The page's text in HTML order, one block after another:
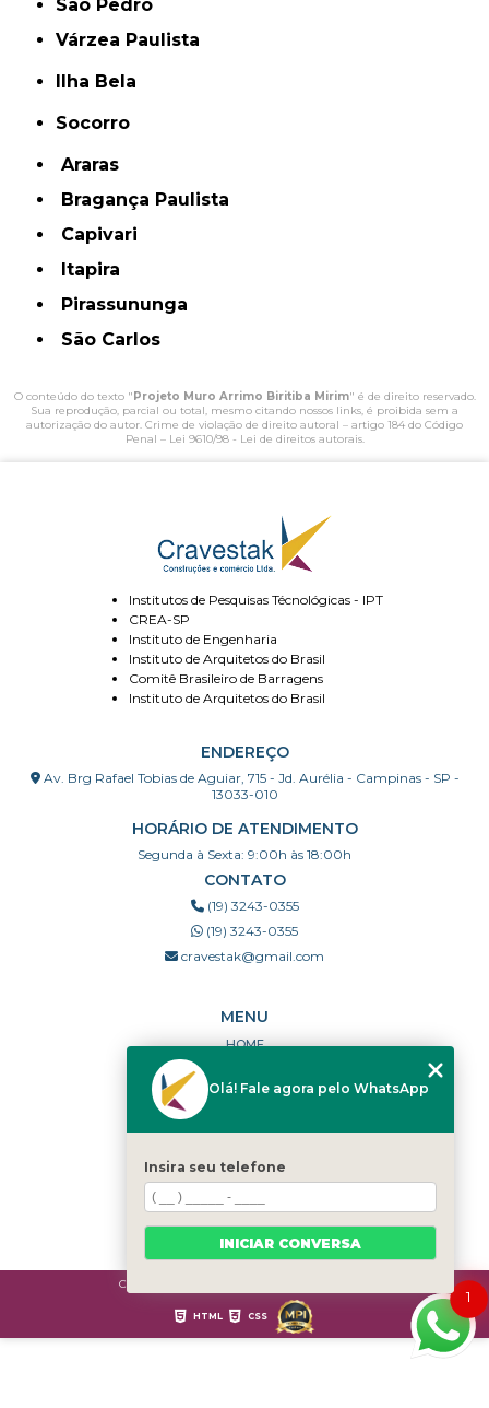
São Pedro
Várzea Paulista
Ilha Bela
Socorro
Araras
Bragança Paulista
Capivari
Itapira
Pirassununga
São Carlos
O conteúdo do texto "Projeto Muro Arrimo Biritiba Mirim" é de direito reservado.
Sua reprodução, parcial ou total, mesmo citando nossos links, é proibida sem a
autorização do autor. Crime de violação de direito autoral – artigo 184 do Código
Penal – Lei 9610/98 - Lei de direitos autorais.
Institutos de Pesquisas Técnológicas - IPT
CREA-SP
Instituto de Engenharia
Instituto de Arquitetos do Brasil
Comitê Brasileiro de Barragens
Instituto de Arquitetos do Brasil
ENDEREÇO
Av. Brg Rafael Tobias de Aguiar, 715 - Jd. Aurélia - Campinas - SP -
13033-010
HORÁRIO DE ATENDIMENTO
Segunda à Sexta: 9:00h às 18:00h
CONTATO
(19) 3243-0355
(19) 3243-0355
cravestak@gmail.com
MENU
HOME
PORTFÓLIO
DÚVIDAS FREQUENTES
CATEGORIAS
MAPA DO SITE
Copyright © Cravestak. (Lei 9610 de 19/02/1998)
HTML CSS
1
Olá! Fale agora pelo WhatsApp
Insira seu telefone
INICIAR CONVERSA